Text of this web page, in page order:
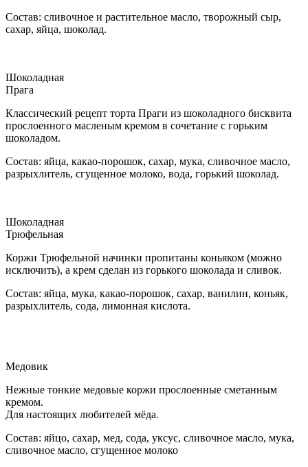
Состав: сливочное и растительное масло, творожный сыр,
сахар, яйца, шоколад.
Шоколадная
Прага
Классический рецепт торта Праги из шоколадного бисквита
прослоенного масленым кремом в сочетание с горьким
шоколадом.
Состав: яйца, какао-порошок, сахар, мука, сливочное масло,
разрыхлитель, сгущенное молоко, вода, горький шоколад.
Шоколадная
Трюфельная
Коржи Трюфельной начинки пропитаны коньяком (можно
исключить), а крем сделан из горького шоколада и сливок.
Состав: яйца, мука, какао-порошок, сахар, ванилин, коньяк,
разрыхлитель, сода, лимонная кислота.
Медовик
Нежные тонкие медовые коржи прослоенные сметанным
кремом.
Для настоящих любителей мёда.
Состав: яйцо, сахар, мед, сода, уксус, сливочное масло, мука,
сливочное масло, сгущенное молоко